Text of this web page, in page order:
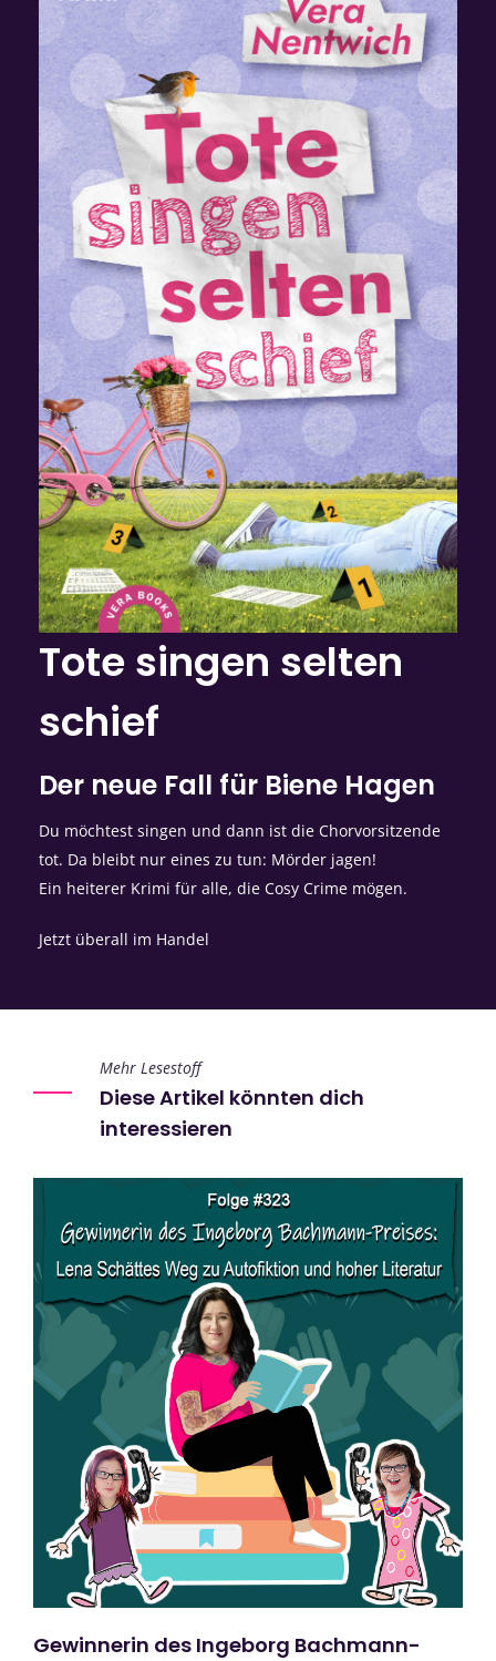
Tote singen selten
schief
Der neue Fall für Biene Hagen
Du möchtest singen und dann ist die Chorvorsitzende
tot. Da bleibt nur eines zu tun: Mörder jagen!
Ein heiterer Krimi für alle, die Cosy Crime mögen.
Jetzt überall im Handel
Mehr Lesestoff
Diese Artikel könnten dich
interessieren
Gewinnerin des Ingeborg Bachmann-